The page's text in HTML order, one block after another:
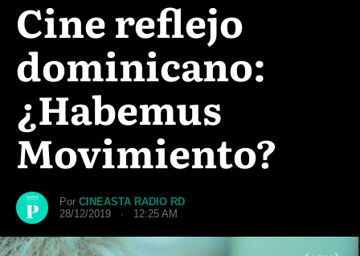
Cine reflejo
dominicano:
¿Habemus
Movimiento?
Por CINEASTA RADIO RD
28/12/2019 · 12:25 AM